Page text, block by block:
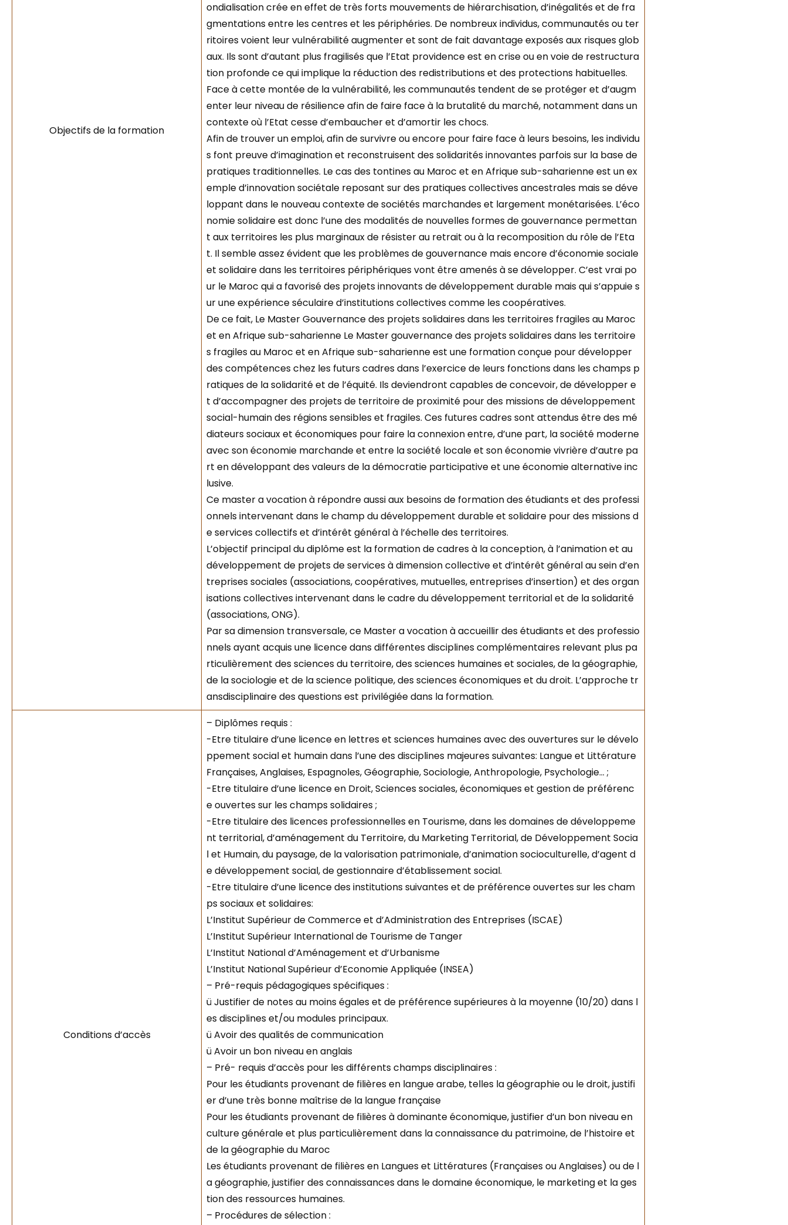
Objectifs de la formation
ondialisation crée en effet de très forts mouvements de hiérarchisation, d’inégalités et de fra
gmentations entre les centres et les périphéries. De nombreux individus, communautés ou ter
ritoires voient leur vulnérabilité augmenter et sont de fait davantage exposés aux risques glob
aux. Ils sont d’autant plus fragilisés que l’Etat providence est en crise ou en voie de restructura
tion profonde ce qui implique la réduction des redistributions et des protections habituelles.
Face à cette montée de la vulnérabilité, les communautés tendent de se protéger et d’augm
enter leur niveau de résilience afin de faire face à la brutalité du marché, notamment dans un
contexte où l’Etat cesse d’embaucher et d’amortir les chocs.
Afin de trouver un emploi, afin de survivre ou encore pour faire face à leurs besoins, les individu
s font preuve d’imagination et reconstruisent des solidarités innovantes parfois sur la base de
pratiques traditionnelles. Le cas des tontines au Maroc et en Afrique sub-saharienne est un ex
emple d’innovation sociétale reposant sur des pratiques collectives ancestrales mais se déve
loppant dans le nouveau contexte de sociétés marchandes et largement monétarisées. L’éco
nomie solidaire est donc l’une des modalités de nouvelles formes de gouvernance permettan
t aux territoires les plus marginaux de résister au retrait ou à la recomposition du rôle de l’Eta
t. Il semble assez évident que les problèmes de gouvernance mais encore d’économie sociale
et solidaire dans les territoires périphériques vont être amenés à se développer. C’est vrai po
ur le Maroc qui a favorisé des projets innovants de développement durable mais qui s’appuie s
ur une expérience séculaire d’institutions collectives comme les coopératives.
De ce fait, Le Master Gouvernance des projets solidaires dans les territoires fragiles au Maroc
et en Afrique sub-saharienne Le Master gouvernance des projets solidaires dans les territoire
s fragiles au Maroc et en Afrique sub-saharienne est une formation conçue pour développer
des compétences chez les futurs cadres dans l’exercice de leurs fonctions dans les champs p
ratiques de la solidarité et de l’équité. Ils deviendront capables de concevoir, de développer e
t d’accompagner des projets de territoire de proximité pour des missions de développement
social-humain des régions sensibles et fragiles. Ces futures cadres sont attendus être des mé
diateurs sociaux et économiques pour faire la connexion entre, d’une part, la société moderne
avec son économie marchande et entre la société locale et son économie vivrière d’autre pa
rt en développant des valeurs de la démocratie participative et une économie alternative inc
lusive.
Ce master a vocation à répondre aussi aux besoins de formation des étudiants et des professi
onnels intervenant dans le champ du développement durable et solidaire pour des missions d
e services collectifs et d’intérêt général à l’échelle des territoires.
L’objectif principal du diplôme est la formation de cadres à la conception, à l’animation et au
développement de projets de services à dimension collective et d’intérêt général au sein d’en
treprises sociales (associations, coopératives, mutuelles, entreprises d’insertion) et des organ
isations collectives intervenant dans le cadre du développement territorial et de la solidarité
(associations, ONG).
Par sa dimension transversale, ce Master a vocation à accueillir des étudiants et des professio
nnels ayant acquis une licence dans différentes disciplines complémentaires relevant plus pa
rticulièrement des sciences du territoire, des sciences humaines et sociales, de la géographie,
de la sociologie et de la science politique, des sciences économiques et du droit. L’approche tr
ansdisciplinaire des questions est privilégiée dans la formation.
Conditions d’accès
– Diplômes requis :
-Etre titulaire d’une licence en lettres et sciences humaines avec des ouvertures sur le dévelo
ppement social et humain dans l’une des disciplines majeures suivantes: Langue et Littérature
Françaises, Anglaises, Espagnoles, Géographie, Sociologie, Anthropologie, Psychologie… ;
-Etre titulaire d’une licence en Droit, Sciences sociales, économiques et gestion de préférenc
e ouvertes sur les champs solidaires ;
-Etre titulaire des licences professionnelles en Tourisme, dans les domaines de développeme
nt territorial, d’aménagement du Territoire, du Marketing Territorial, de Développement Socia
l et Humain, du paysage, de la valorisation patrimoniale, d’animation socioculturelle, d’agent d
e développement social, de gestionnaire d’établissement social.
-Etre titulaire d’une licence des institutions suivantes et de préférence ouvertes sur les cham
ps sociaux et solidaires:
L’Institut Supérieur de Commerce et d’Administration des Entreprises (ISCAE)
L’Institut Supérieur International de Tourisme de Tanger
L’Institut National d’Aménagement et d’Urbanisme
L’Institut National Supérieur d’Economie Appliquée (INSEA)
– Pré-requis pédagogiques spécifiques :
ü Justifier de notes au moins égales et de préférence supérieures à la moyenne (10/20) dans l
es disciplines et/ou modules principaux.
ü Avoir des qualités de communication
ü Avoir un bon niveau en anglais
– Pré- requis d’accès pour les différents champs disciplinaires :
Pour les étudiants provenant de filières en langue arabe, telles la géographie ou le droit, justifi
er d’une très bonne maîtrise de la langue française
Pour les étudiants provenant de filières à dominante économique, justifier d’un bon niveau en
culture générale et plus particulièrement dans la connaissance du patrimoine, de l’histoire et
de la géographie du Maroc
Les étudiants provenant de filières en Langues et Littératures (Françaises ou Anglaises) ou de l
a géographie, justifier des connaissances dans le domaine économique, le marketing et la ges
tion des ressources humaines.
– Procédures de sélection :